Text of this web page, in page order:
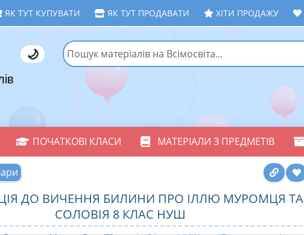
ЯК ТУТ КУПУВАТИ ЯК ТУТ ПРОДАВАТИ ХІТИ ПРОДАЖУ
🌙
ПОЧАТКОВІ КЛАСИ МАТЕРІАЛИ З ПРЕДМЕТІВ
ДО ВИЧЕННЯ БИЛИНИ ПРО ІЛЛЮ МУРОМЦЯ ТА
СОЛОВІЯ 8 КЛАС НУШ